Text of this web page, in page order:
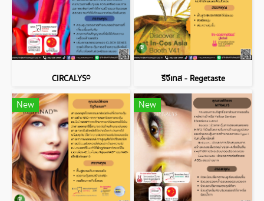
CIRCALYS® รีจีเทส - Regetaste
New New